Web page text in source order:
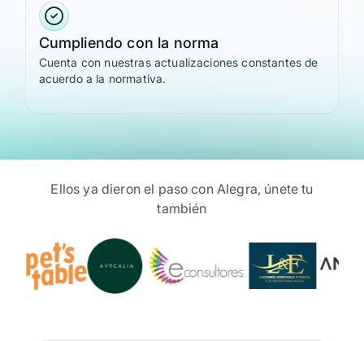
Cumpliendo con la norma
Cuenta con nuestras actualizaciones constantes de
acuerdo a la normativa.
Ellos ya dieron el paso con Alegra, únete tu
también